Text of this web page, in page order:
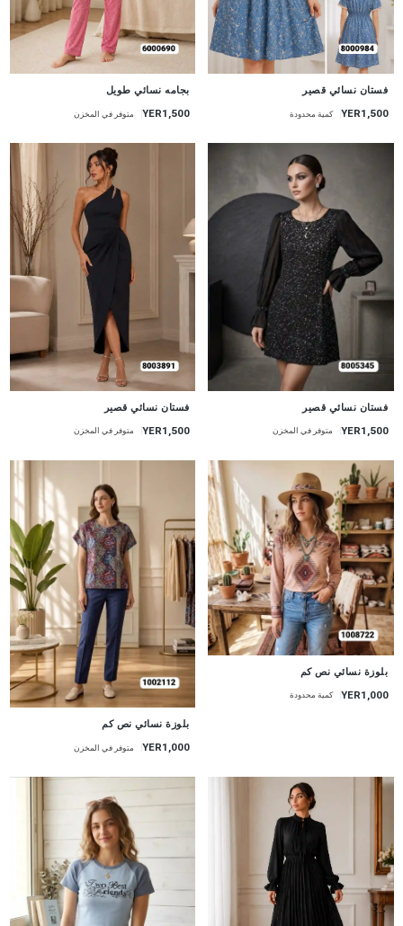
جديد
فستان نسائي قصير
YER1,500 كمية محدودة
جديد
بجامه نسائي طويل
YER1,500 متوفر في المخزن
فستان نسائي قصير
YER1,500 متوفر في المخزن
فستان نسائي قصير
YER1,500 متوفر في المخزن
بلوزة نسائي نص كم
YER1,000 كمية محدودة
بلوزة نسائي نص كم
YER1,000 متوفر في المخزن